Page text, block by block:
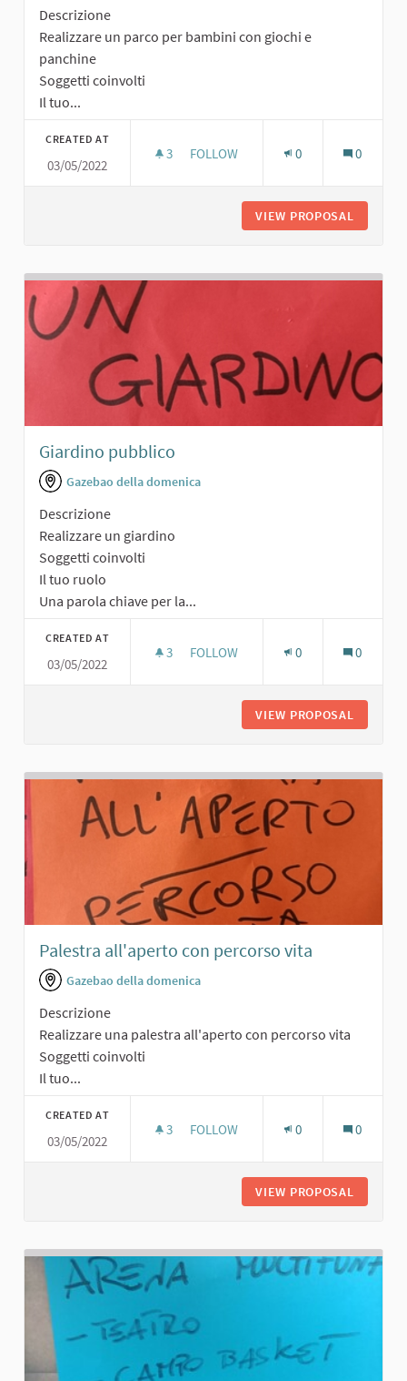
Descrizione
Realizzare un parco per bambini con giochi e
panchine
Soggetti coinvolti
Il tuo...
CREATED AT
03/05/2022
3 3 FOLLOWERS
FOLLOW 0 0
VIEW PROPOSAL
Giardino pubblico
Gazebao della domenica
Descrizione
Realizzare un giardino
Soggetti coinvolti
Il tuo ruolo
Una parola chiave per la...
CREATED AT
03/05/2022
3 3 FOLLOWERS
FOLLOW 0 0
VIEW PROPOSAL
Palestra all'aperto con percorso vita
Gazebao della domenica
Descrizione
Realizzare una palestra all'aperto con percorso vita
Soggetti coinvolti
Il tuo...
CREATED AT
03/05/2022
3 3 FOLLOWERS
FOLLOW 0 0
VIEW PROPOSAL